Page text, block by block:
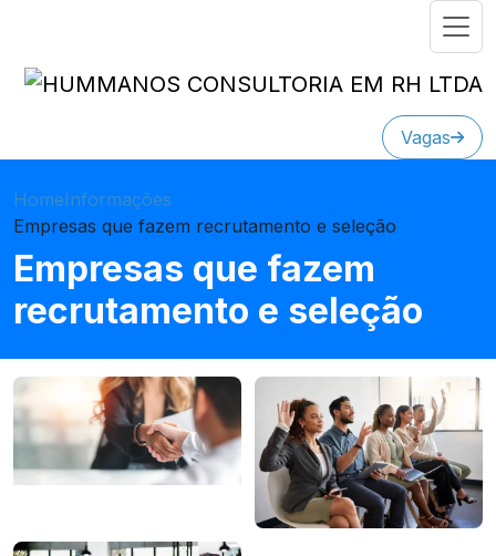
Vagas
HomeInformações
Empresas que fazem recrutamento e seleção
Empresas que fazem
recrutamento e seleção